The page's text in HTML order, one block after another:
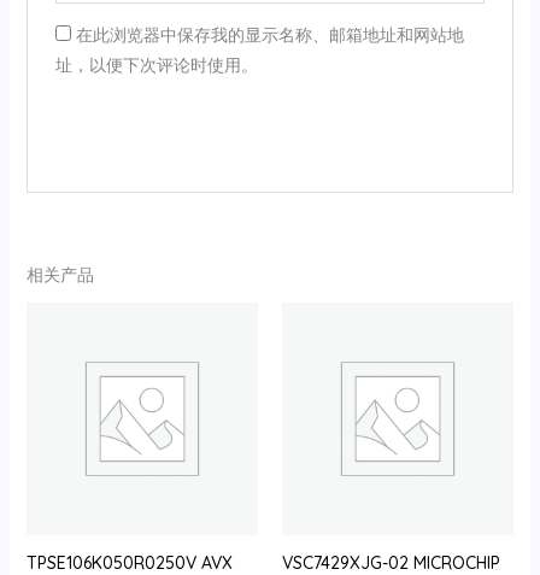
在此浏览器中保存我的显示名称、邮箱地址和网站地
址，以便下次评论时使用。
相关产品
TPSE106K050R0250V AVX VSC7429XJG-02 MICROCHIP